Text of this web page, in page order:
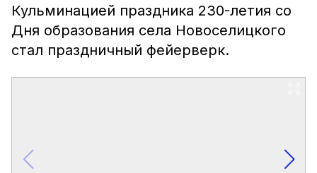
Кульминацией праздника 230-летия со
Дня образования села Новоселицкого
стал праздничный фейерверк.